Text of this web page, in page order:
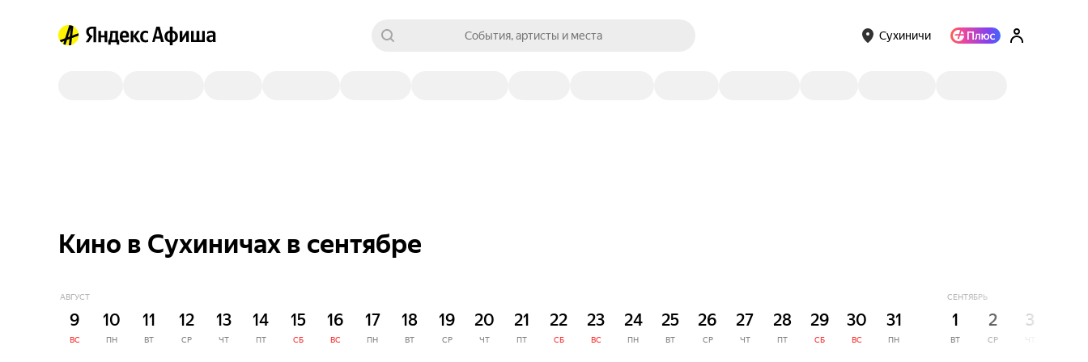
События, артисты и места Сухиничи
Кино в Сухиничах в сентябре
АВГУСТ
9
ВС
10
ПН
11
ВТ
12
СР
13
ЧТ
14
ПТ
15
СБ
16
ВС
17
ПН
18
ВТ
19
СР
20
ЧТ
21
ПТ
22
СБ
23
ВС
24
ПН
25
ВТ
26
СР
27
ЧТ
28
ПТ
29
СБ
30
ВС
31
ПН
СЕНТЯБРЬ
1
ВТ
2
СР
3